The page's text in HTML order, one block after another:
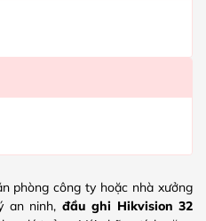
phòng công ty hoặc nhà xưởng
an ninh, đầu ghi Hikvision 32